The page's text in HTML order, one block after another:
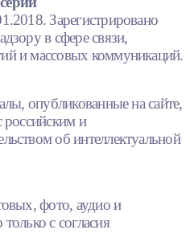
Зарегистрировано
в сфере связи,
и массовых коммуникаций.
опубликованные на сайте,
российским и
об интеллектуальной
фото, аудио и
с согласия